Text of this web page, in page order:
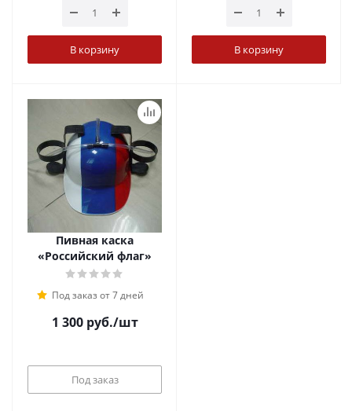
В корзину В корзину
Пивная каска
«Российский флаг»
Под заказ от 7 дней
1 300руб./шт
Под заказ